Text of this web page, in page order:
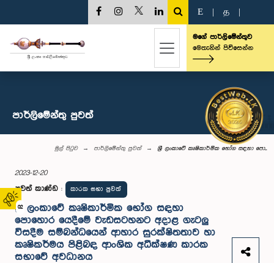
02
E த
මගේ පාර්ලිමේන්තුව
මෙතැනින් පිවිසෙන්න
පාර්ලි‌මේන්තු පුවත්
මුල් පිටුව පාර්ලි‌මේන්තු පුවත් ශ්‍රී ලංකාවේ කෘෂිකාර්මික භෝග සඳහා පො...
2023-12-20
පුවත් කාණ්ඩ : කාරක සභා පුවත්
ශ්‍රී ලංකාවේ කෘෂිකාර්මික භෝග සඳහා
පොහොර යෙදීමේ වැඩසටහනට අදාළ ගැටලු
විසදීම සම්බන්ධයෙන් ආහාර සුරක්ෂිතතාව හා
කෘෂිකර්මය පිළිබඳ ආංශික අධීක්ෂණ කාරක
සභාවේ අවධානය